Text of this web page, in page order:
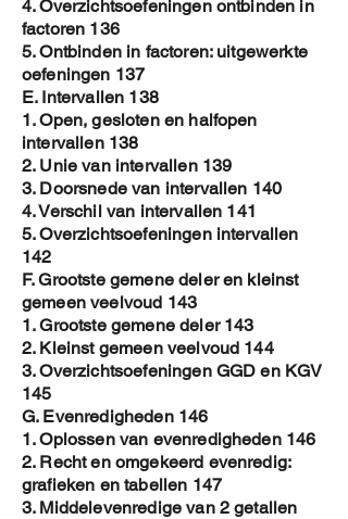
4. Overzichtsoefeningen ontbinden in
factoren 136
5. Ontbinden in factoren: uitgewerkte
oefeningen 137
E. Intervallen 138
1. Open, gesloten en halfopen
intervallen 138
2. Unie van intervallen 139
3. Doorsnede van intervallen 140
4. Verschil van intervallen 141
5. Overzichtsoefeningen intervallen
142
F. Grootste gemene deler en kleinst
gemeen veelvoud 143
1. Grootste gemene deler 143
2. Kleinst gemeen veelvoud 144
3. Overzichtsoefeningen GGD en KGV
145
G. Evenredigheden 146
1. Oplossen van evenredigheden 146
2. Recht en omgekeerd evenredig:
grafieken en tabellen 147
3. Middelevenredige van 2 getallen